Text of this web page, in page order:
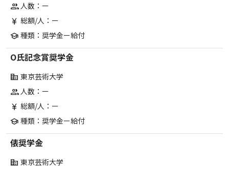
group人数：ー
currency_yen 総額/人：ー
school 種類：奨学金ー給付
O氏記念賞奨学金
corporate_fare 東京芸術大学
group人数：ー
currency_yen 総額/人：ー
school 種類：奨学金ー給付
俵奨学金
corporate_fare 東京芸術大学